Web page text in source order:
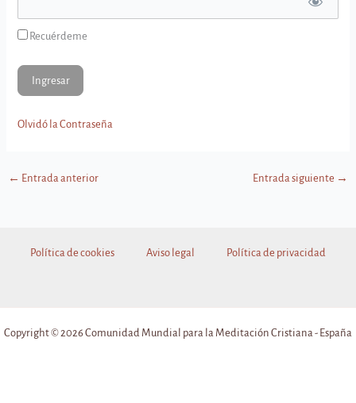
Recuérdeme
Olvidó la Contraseña
← Entrada anterior Entrada siguiente →
Política de cookies Aviso legal Política de privacidad
Copyright © 2026 Comunidad Mundial para la Meditación Cristiana - España